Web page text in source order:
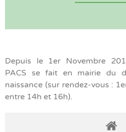
Depuis le 1er Novembre
PACS se fait en mairie du
naissance (sur rendez-vous :
entre 14h et 16h).